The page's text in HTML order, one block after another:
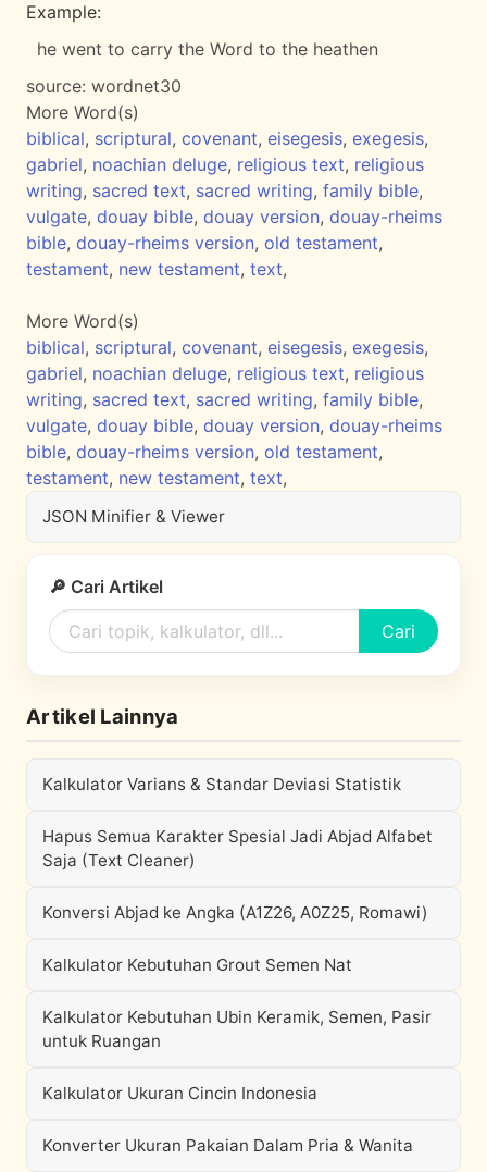
Example:
he went to carry the Word to the heathen
source: wordnet30
More Word(s)
biblical, scriptural, covenant, eisegesis, exegesis,
gabriel, noachian deluge, religious text, religious
writing, sacred text, sacred writing, family bible,
vulgate, douay bible, douay version, douay-rheims
bible, douay-rheims version, old testament,
testament, new testament, text,
More Word(s)
biblical, scriptural, covenant, eisegesis, exegesis,
gabriel, noachian deluge, religious text, religious
writing, sacred text, sacred writing, family bible,
vulgate, douay bible, douay version, douay-rheims
bible, douay-rheims version, old testament,
testament, new testament, text,
JSON Minifier & Viewer
🔎 Cari Artikel
Cari
Artikel Lainnya
Kalkulator Varians & Standar Deviasi Statistik
Hapus Semua Karakter Spesial Jadi Abjad Alfabet
Saja (Text Cleaner)
Konversi Abjad ke Angka (A1Z26, A0Z25, Romawi)
Kalkulator Kebutuhan Grout Semen Nat
Kalkulator Kebutuhan Ubin Keramik, Semen, Pasir
untuk Ruangan
Kalkulator Ukuran Cincin Indonesia
Konverter Ukuran Pakaian Dalam Pria & Wanita